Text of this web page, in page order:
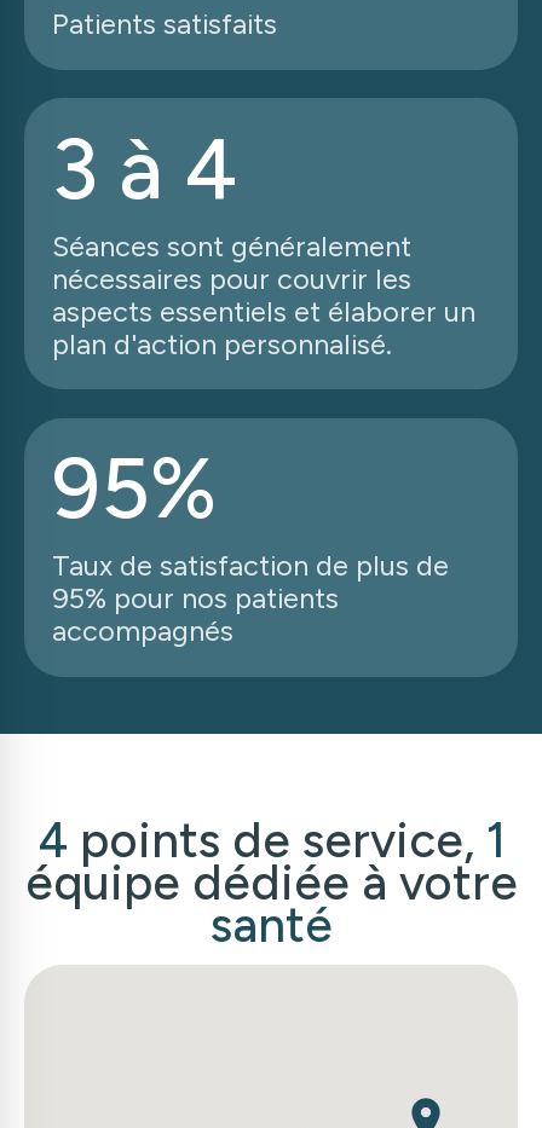
Patients satisfaits
3 à 4
Séances sont généralement
nécessaires pour couvrir les
aspects essentiels et élaborer un
plan d'action personnalisé.
95%
Taux de satisfaction de plus de
95% pour nos patients
accompagnés
4 points de service, 1
équipe dédiée à votre
santé